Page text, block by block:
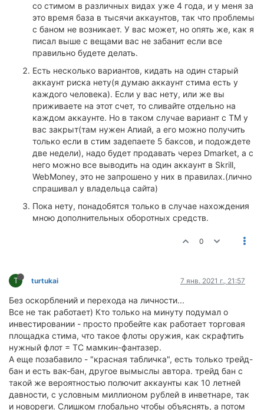
со стимом в различных видах уже 4 года, и у меня за
это время база в тысячи аккаунтов, так что проблемы
с баном не возникает. У вас может, но опять же, как я
писал выше с вещами вас не забанит если все
правильно будете делать.
Есть несколько вариантов, кидать на один старый
аккаунт риска нету(я думаю аккаунт стима есть у
каждого человека). Если у вас нету, или же вы
приживаете на этот счет, то сливайте отдельно на
каждом аккаунте. Но в таком случае вариант с ТМ у
вас закрыт(там нужен Апиай, а его можно получить
только если в стим задепаете 5 баксов, и подождете
две недели), надо будет продавать через Dmarket, а с
него можно все выводить на один аккаунт в Skrill,
WebMoney, это не запрошено у них в правилах.(лично
спрашивал у владельца сайта)
Пока нету, понадобятся только в случае нахождения
мною дополнительных оборотных средств.
0
T turtukai 7 янв. 2021 г., 21:57
Без оскорблений и перехода на личности...
Все не так работает) Кто только на минуту подумал о
инвестировании - просто пробейте как работает торговая
площадка стима, что такое флоты оружия, как скрафтить
нужный флот = ТС мамкин-фантазер.
А еще позабавило - "красная табличка", есть только трейд-
бан и есть вак-бан, другое вымыслы автора. трейд бан с
такой же вероятностью полючит аккаунты как 10 летней
давности, с условным миллионом рублей в инветнаре, так
и новореги. Слишком глобально чтобы объяснять, а потом